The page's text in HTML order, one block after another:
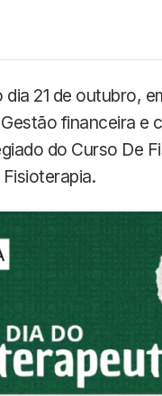
dia 21 de outubro,
financeira e
do Curso De